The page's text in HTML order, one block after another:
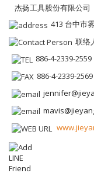
杰扬工具股份有限公司
413 台中市
联络
886-4-2339-2559
886-4-2339-2569